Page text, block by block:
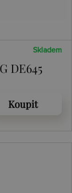
Skladem
DE645
Koupit